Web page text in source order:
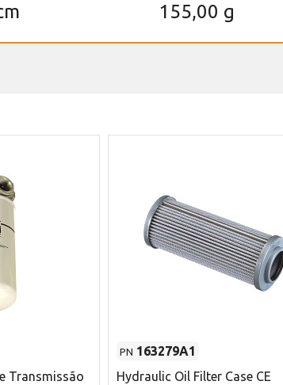
155,00 g
Transmissão
PN 163279A1
Hydraulic Oil Filter Case CE